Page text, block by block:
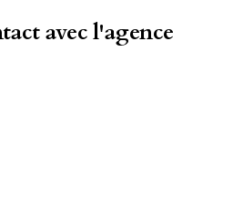
Henry
avec l'agence